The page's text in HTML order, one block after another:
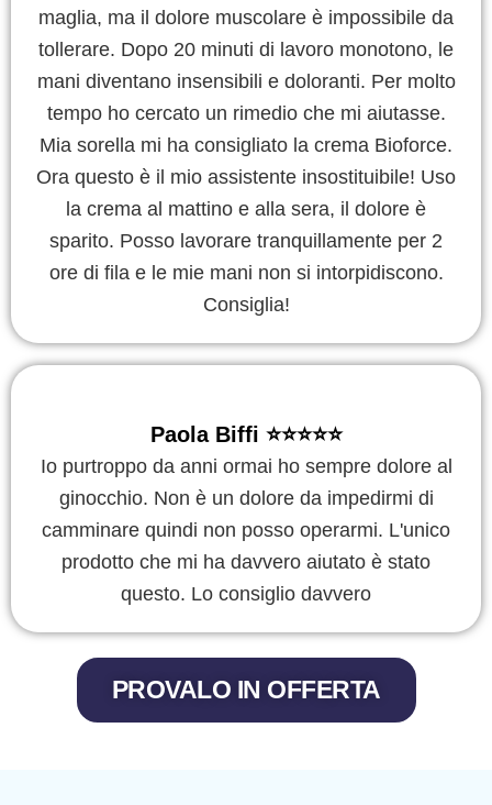
maglia, ma il dolore muscolare è impossibile da
tollerare. Dopo 20 minuti di lavoro monotono, le
mani diventano insensibili e doloranti. Per molto
tempo ho cercato un rimedio che mi aiutasse.
Mia sorella mi ha consigliato la crema Bioforce.
Ora questo è il mio assistente insostituibile! Uso
la crema al mattino e alla sera, il dolore è
sparito. Posso lavorare tranquillamente per 2
ore di fila e le mie mani non si intorpidiscono.
Consiglia!
Paola Biffi ⭐️⭐️⭐️⭐️⭐️
Io purtroppo da anni ormai ho sempre dolore al
ginocchio. Non è un dolore da impedirmi di
camminare quindi non posso operarmi. L'unico
prodotto che mi ha davvero aiutato è stato
questo. Lo consiglio davvero
PROVALO IN OFFERTA